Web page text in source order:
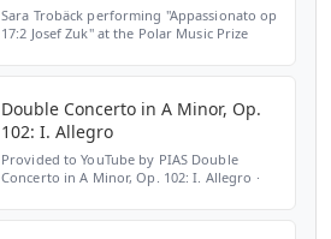
Sara Trobäck performing "Appassionato op
17:2 Josef Zuk" at the Polar Music Prize
Double Concerto in A Minor, Op.
102: I. Allegro
Provided to YouTube by PIAS Double
Concerto in A Minor, Op. 102: I. Allegro ·